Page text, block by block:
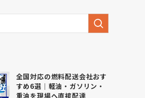
全国対応の燃料配送会社おす
すめ6選｜軽油・ガソリン・
重油を現場へ直接配達